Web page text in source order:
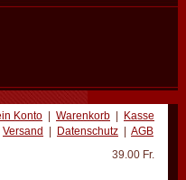
Konto Warenkorb
Kasse
Versand
Datenschutz
AGB
39.00 Fr.